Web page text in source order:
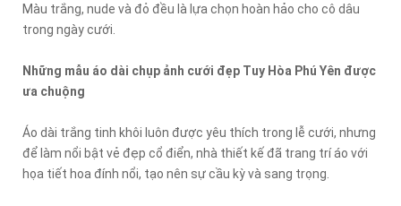
Màu trắng, nude và đỏ đều là lựa chọn hoàn hảo cho cô dâu
trong ngày cưới.
Những mẫu áo dài chụp ảnh cưới đẹp Tuy Hòa Phú Yên được
ưa chuộng
Áo dài trắng tinh khôi luôn được yêu thích trong lễ cưới, nhưng
để làm nổi bật vẻ đẹp cổ điển, nhà thiết kế đã trang trí áo với
họa tiết hoa đính nổi, tạo nên sự cầu kỳ và sang trọng.